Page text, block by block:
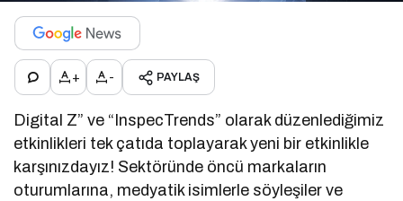
+ - PAYLAŞ
Digital Z” ve “InspecTrends” olarak düzenlediğimiz
etkinlikleri tek çatıda toplayarak yeni bir etkinlikle
karşınızdayız! Sektöründe öncü markaların
oturumlarına, medyatik isimlerle söyleşiler ve